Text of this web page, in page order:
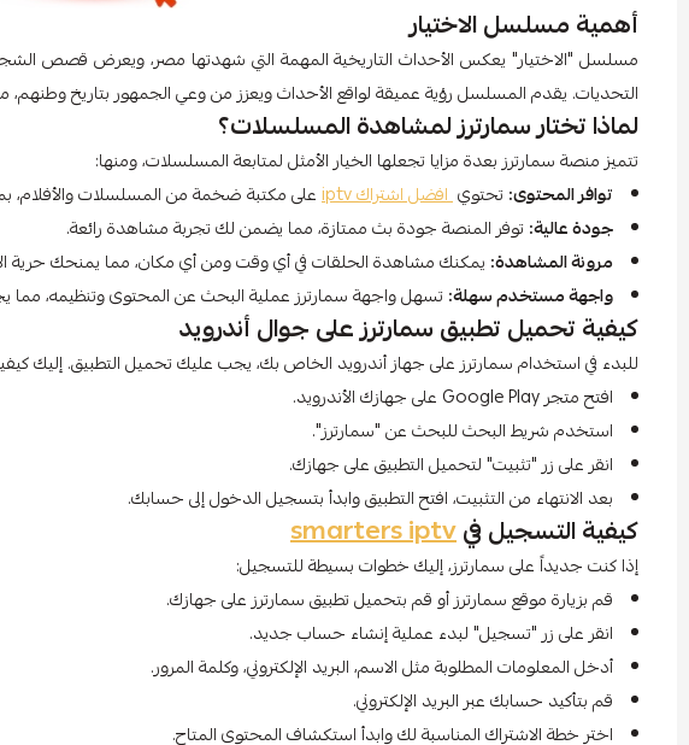
أهمية مسلسل الاختيار
مسلسل "الاختيار" يعكس الأحداث التاريخية المهمة التي شهدتها مصر، ويعرض قصص
التحديات. يقدم المسلسل رؤية عميقة لواقع الأحداث ويعزز من وعي الجمهور بتاريخ وطنهم،
لماذا تختار سمارترز لمشاهدة المسلسلات؟
تتميز منصة سمارترز بعدة مزايا تجعلها الخيار الأمثل لمتابعة المسلسلات، ومنها:
توافر المحتوى:تحتويافضل اشتراك iptv
على مكتبة ضخمة من المسلسلات والأفلام،
جودة عالية:توفر المنصة جودة بث ممتازة، مما يضمن لك تجربة مشاهدة رائعة.
مرونة المشاهدة: يمكنك مشاهدة الحلقات في أي وقت ومن أي مكان، مما يمنحك حرية
واجهة مستخدم سهلة:تسهل واجهة سمارترز عملية البحث عن المحتوى وتنظيمه، مما
كيفية تحميل تطبيق سمارترز على جوال أندرويد
للبدء في استخدام سمارترز على جهاز أندرويد الخاص بك، يجب عليك تحميل التطبيق. إليك
افتح متجر Google Play على جهازك الأندرويد.
استخدم شريط البحث للبحث عن "سمارترز".
انقر على زر "تثبيت" لتحميل التطبيق على جهازك.
بعد الانتهاء من التثبيت، افتح التطبيق وابدأ بتسجيل الدخول إلى حسابك.
كيفية التسجيل فيsmarters iptv
إذا كنت جديداً على سمارترز، إليك خطوات بسيطة للتسجيل:
قم بزيارة موقع سمارترز أو قم بتحميل تطبيق سمارترز على جهازك.
انقر على زر "تسجيل" لبدء عملية إنشاء حساب جديد.
أدخل المعلومات المطلوبة مثل الاسم، البريد الإلكتروني، وكلمة المرور.
قم بتأكيد حسابك عبر البريد الإلكتروني.
اختر خطة الاشتراك المناسبة لك وابدأ استكشاف المحتوى المتاح.